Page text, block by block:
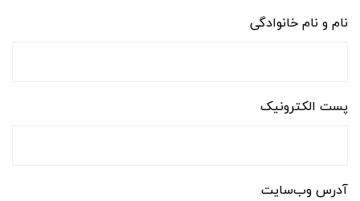
نام و نام خانوادگی
پست الکترونیک
آدرس وب‌سایت